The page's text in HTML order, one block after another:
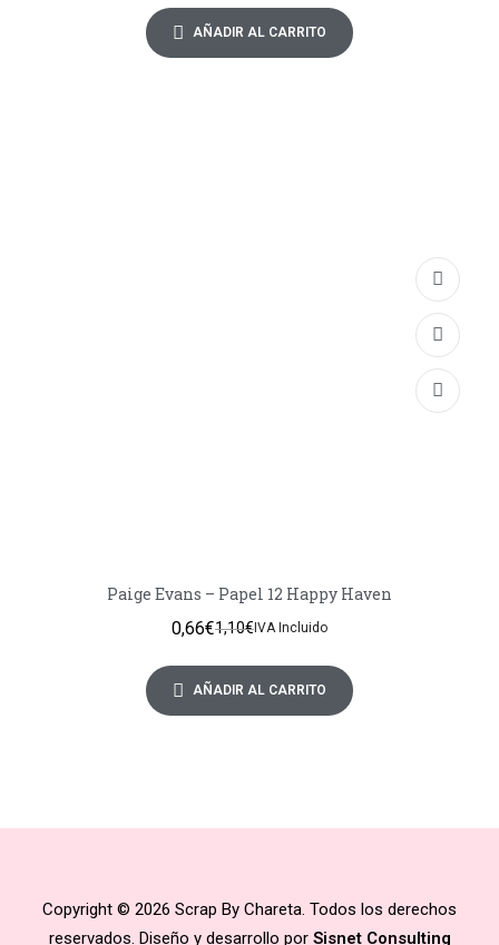
AÑADIR AL CARRITO
Paige Evans – Papel 12 Happy Haven
1,10€
0,66€ IVA Incluido
AÑADIR AL CARRITO
Copyright © 2026 Scrap By Chareta. Todos los derechos
reservados. Diseño y desarrollo por Sisnet Consulting